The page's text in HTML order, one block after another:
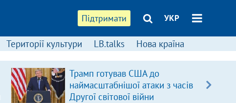
Підтримати УКР
Території культури LB.talks Нова країна
Трамп готував США до
наймасштабнішої атаки з часів
Другої світової війни